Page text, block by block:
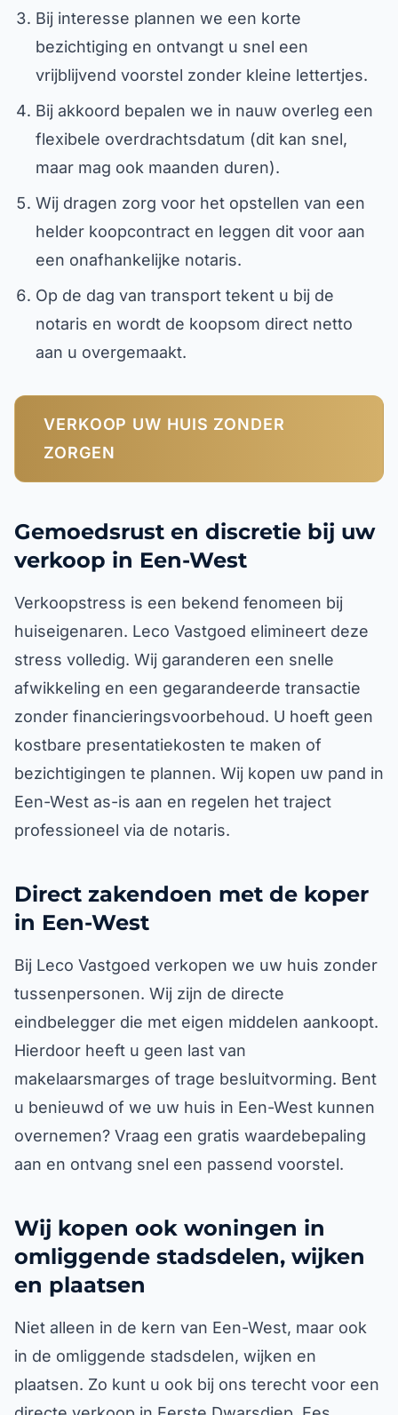
Bij interesse plannen we een korte
bezichtiging en ontvangt u snel een
vrijblijvend voorstel zonder kleine lettertjes.
Bij akkoord bepalen we in nauw overleg een
flexibele overdrachtsdatum (dit kan snel,
maar mag ook maanden duren).
Wij dragen zorg voor het opstellen van een
helder koopcontract en leggen dit voor aan
een onafhankelijke notaris.
Op de dag van transport tekent u bij de
notaris en wordt de koopsom direct netto
aan u overgemaakt.
VERKOOP UW HUIS ZONDER
ZORGEN
Gemoedsrust en discretie bij uw
verkoop in Een-West
Verkoopstress is een bekend fenomeen bij
huiseigenaren. Leco Vastgoed elimineert deze
stress volledig. Wij garanderen een snelle
afwikkeling en een gegarandeerde transactie
zonder financieringsvoorbehoud. U hoeft geen
kostbare presentatiekosten te maken of
bezichtigingen te plannen. Wij kopen uw pand in
Een-West as-is aan en regelen het traject
professioneel via de notaris.
Direct zakendoen met de koper
in Een-West
Bij Leco Vastgoed verkopen we uw huis zonder
tussenpersonen. Wij zijn de directe
eindbelegger die met eigen middelen aankoopt.
Hierdoor heeft u geen last van
makelaarsmarges of trage besluitvorming. Bent
u benieuwd of we uw huis in Een-West kunnen
overnemen? Vraag een gratis waardebepaling
aan en ontvang snel een passend voorstel.
Wij kopen ook woningen in
omliggende stadsdelen, wijken
en plaatsen
Niet alleen in de kern van Een-West, maar ook
in de omliggende stadsdelen, wijken en
plaatsen. Zo kunt u ook bij ons terecht voor een